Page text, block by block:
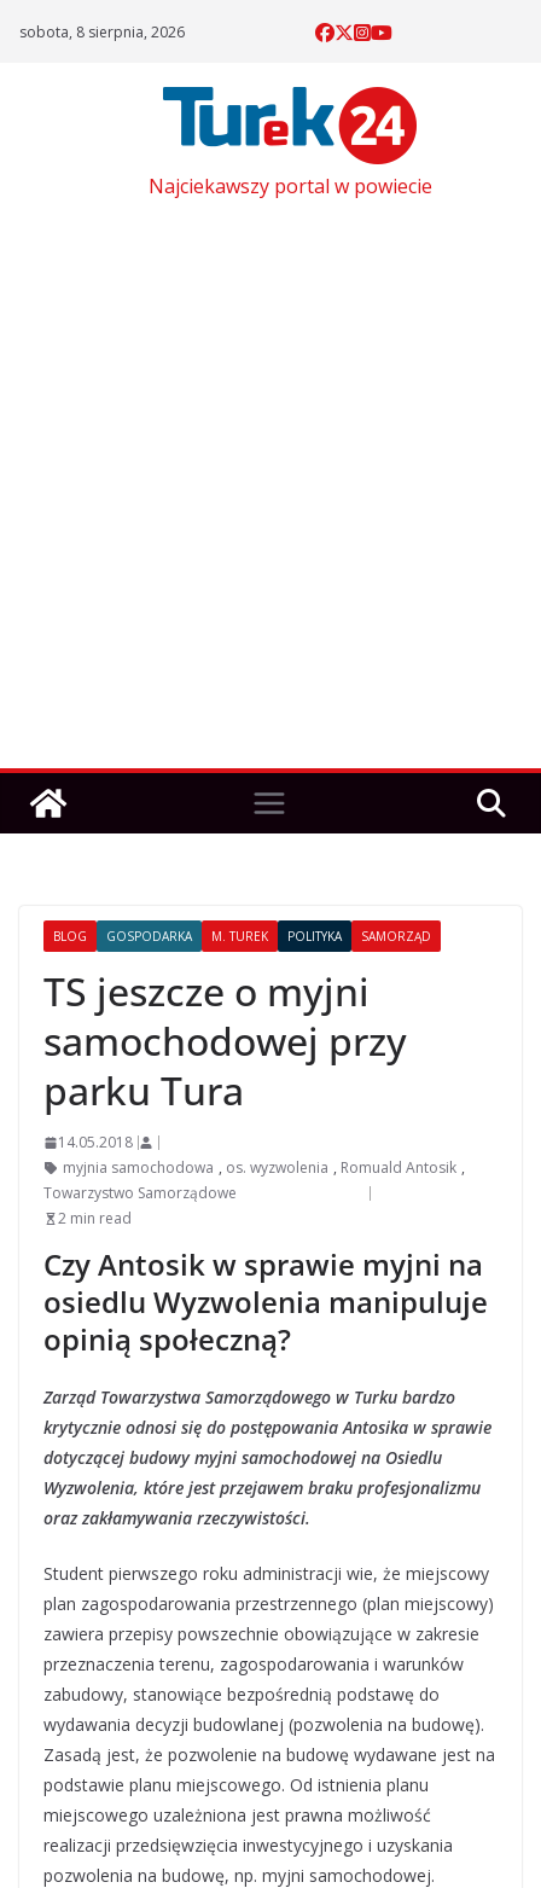
sobota, 8 sierpnia, 2026
Najciekawszy portal w powiecie
BLOG GOSPODARKA M. TUREK POLITYKA SAMORZĄD
TS jeszcze o myjni
samochodowej przy
parku Tura
14.05.2018
myjnia samochodowa , os. wyzwolenia , Romuald Antosik ,
Towarzystwo Samorządowe
2 min read
Czy Antosik w sprawie myjni na
osiedlu Wyzwolenia manipuluje
opinią społeczną?
Zarząd Towarzystwa Samorządowego w Turku bardzo
krytycznie odnosi się do postępowania Antosika w sprawie
dotyczącej budowy myjni samochodowej na Osiedlu
Wyzwolenia, które jest przejawem braku profesjonalizmu
oraz zakłamywania rzeczywistości.
Student pierwszego roku administracji wie, że miejscowy
plan zagospodarowania przestrzennego (plan miejscowy)
zawiera przepisy powszechnie obowiązujące w zakresie
przeznaczenia terenu, zagospodarowania i warunków
zabudowy, stanowiące bezpośrednią podstawę do
wydawania decyzji budowlanej (pozwolenia na budowę).
Zasadą jest, że pozwolenie na budowę wydawane jest na
podstawie planu miejscowego. Od istnienia planu
miejscowego uzależniona jest prawna możliwość
realizacji przedsięwzięcia inwestycyjnego i uzyskania
pozwolenia na budowę, np. myjni samochodowej.